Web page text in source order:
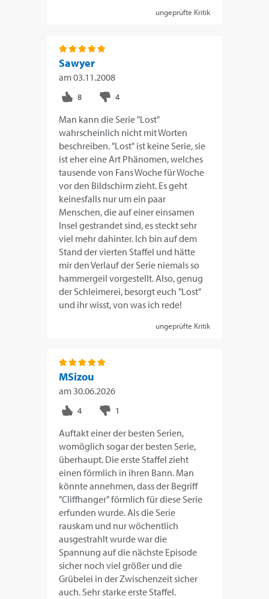
ungeprüfte Kritik
Sawyer
am03.11.2008
Man kann die Serie "Lost"
wahrscheinlich nicht mit Worten
beschreiben. "Lost" ist keine Serie, sie
ist eher eine Art Phänomen, welches
tausende von Fans Woche für Woche
vor den Bildschirm zieht. Es geht
keinesfalls nur um ein paar
Menschen, die auf einer einsamen
Insel gestrandet sind, es steckt sehr
viel mehr dahinter. Ich bin auf dem
Stand der vierten Staffel und hätte
mir den Verlauf der Serie niemals so
hammergeil vorgestellt. Also, genug
der Schleimerei, besorgt euch "Lost"
und ihr wisst, von was ich rede!
ungeprüfte Kritik
MSizou
am 30.06.2026
Auftakt einer der besten Serien,
womöglich sogar der besten Serie,
überhaupt. Die erste Staffel zieht
einen förmlich in ihren Bann. Man
könnte annehmen, dass der Begriff
"Cliffhanger" förmlich für diese Serie
erfunden wurde. Als die Serie
rauskam und nur wöchentlich
ausgestrahlt wurde war die
Spannung auf die nächste Episode
sicher noch viel größer und die
Grübelei in der Zwischenzeit sicher
auch. Sehr starke erste Staffel.